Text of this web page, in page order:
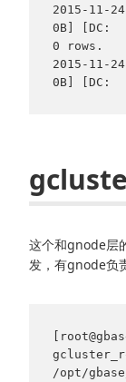
2015-11-
0B] [DC:
0 rows.
2015-11-
0B] [DC:
这个和gnode层
发，有gnode负
/opt/